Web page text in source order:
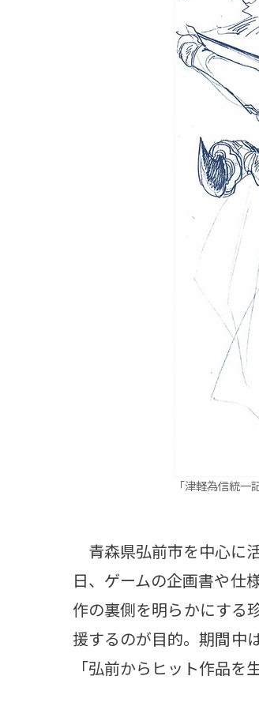
「津軽為信統
青森県弘前市を中心に
日、ゲームの企画書や仕
作の裏側を明らかにする
援するのが目的。期間中
「弘前からヒット作品を